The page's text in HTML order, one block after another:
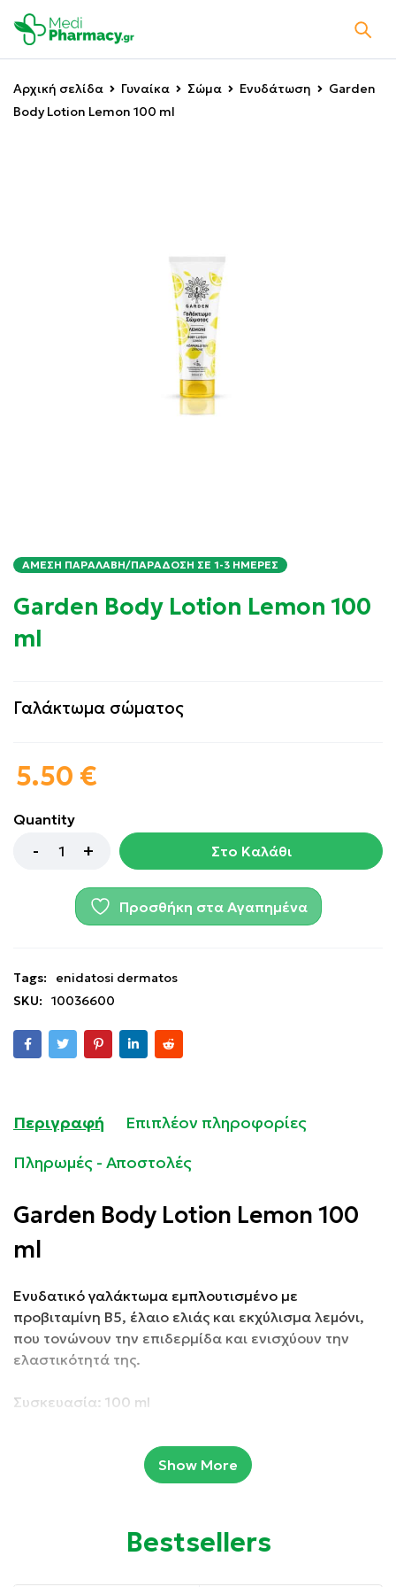
Αρχική σελίδα Γυναίκα Σώμα Ενυδάτωση
Garden
Body Lotion Lemon 100 ml
ΆΜΕΣΗ ΠΑΡΑΛΑΒΉ/ΠΑΡΆΔΟΣΗ ΣΕ 1-3 ΗΜΈΡΕΣ
Garden Body Lotion Lemon 100
ml
Γαλάκτωμα σώματος
5.50 €
Quantity
Στο Καλάθι
Προσθήκη στα Αγαπημένα
Tags:
enidatosi dermatos
SKU:
10036600
Περιγραφή
Επιπλέον πληροφορίες
Πληρωμές - Αποστολές
Garden Body Lotion Lemon 100
ml
Ενυδατικό γαλάκτωµα εµπλουτισµένο µε
προβιταµίνη Β5, έλαιο ελιάς και εκχύλισµα λεμόνι,
που τονώνουν την επιδερµίδα και ενισχύουν την
ελαστικότητά της.
Συσκευασία: 100 ml
Τονώνει και αναζωογονεί
Show More
Bestsellers